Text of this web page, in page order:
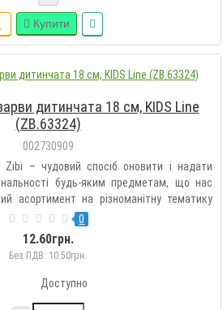
Купити
дитинчата 18 см, KIDS Line
(ZB.63324)
002730909
Zibi – чудовий спосіб оновити і надати
будь-яким предметам, що нас
асортимент на різноманітну тематику
такі наклейки кожному на свій смак.
блокноти, щоденники, пенали,
0
12.60грн.
Без ПДВ: 10.50грн.
Доступно